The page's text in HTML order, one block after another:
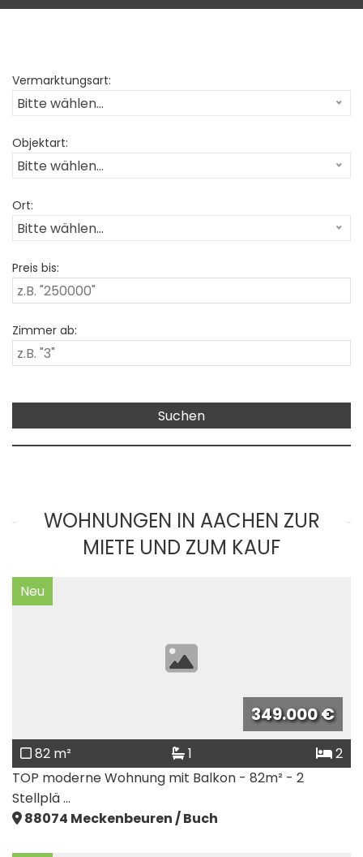
Vermarktungsart:
Bitte wählen...
Objektart:
Bitte wählen...
Ort:
Bitte wählen...
Preis bis:
Zimmer ab:
WOHNUNGEN IN AACHEN ZUR
MIETE UND ZUM KAUF
Neu
349.000 €
82 m² 1
2
TOP moderne Wohnung mit Balkon - 82m² - 2
Stellplä ...
88074 Meckenbeuren / Buch